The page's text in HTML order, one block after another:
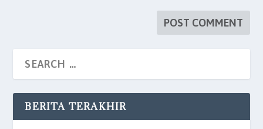
BERITA TERAKHIR